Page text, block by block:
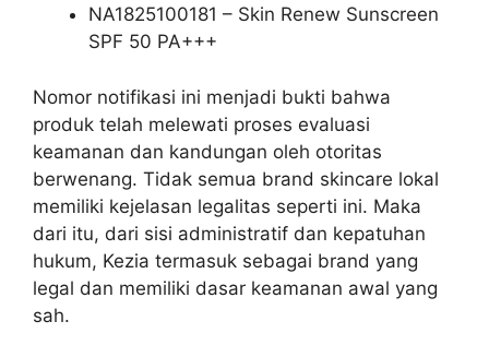
NA1825100181 – Skin Renew Sunscreen
SPF 50 PA+++
Nomor notifikasi ini menjadi bukti bahwa
produk telah melewati proses evaluasi
keamanan dan kandungan oleh otoritas
berwenang. Tidak semua brand skincare lokal
memiliki kejelasan legalitas seperti ini. Maka
dari itu, dari sisi administratif dan kepatuhan
hukum, Kezia termasuk sebagai brand yang
legal dan memiliki dasar keamanan awal yang
sah.